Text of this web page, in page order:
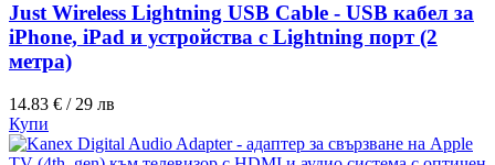
Just Wireless Lightning USB Cable - USB кабел за
iPhone, iPad и устройства с Lightning порт (2
метра)
14.83 € / 29 лв
Купи